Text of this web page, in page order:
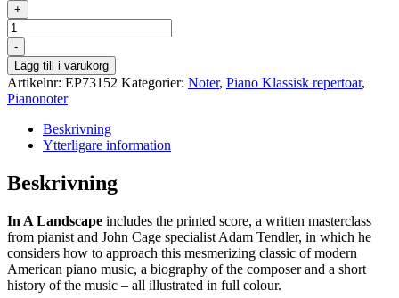
+
Antal
-
Lägg till i varukorg
Artikelnr: EP73152 Kategorier: Noter, Piano Klassisk repertoar,
Pianonoter
Beskrivning
Ytterligare information
Beskrivning
In A Landscape includes the printed score, a written masterclass
from pianist and John Cage specialist Adam Tendler, in which he
considers how to approach this mesmerizing classic of modern
American piano music, a biography of the composer and a short
history of the music – all illustrated in full colour.